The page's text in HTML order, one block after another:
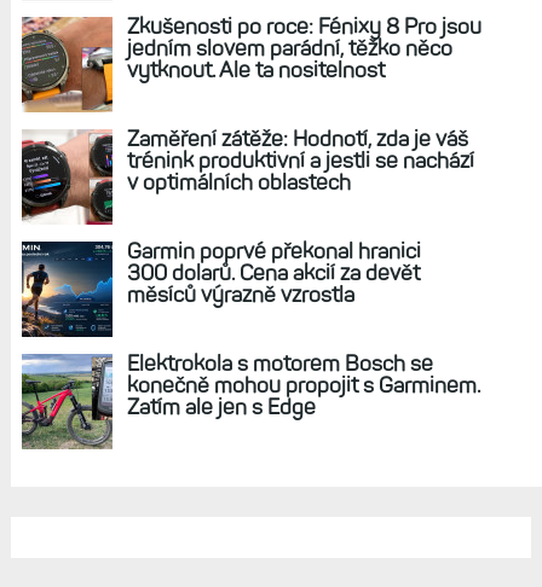
Zkušenosti po roce: Fénixy 8 Pro jsou
jedním slovem parádní, těžko něco
vytknout. Ale ta nositelnost
Zaměření zátěže: Hodnotí, zda je váš
trénink produktivní a jestli se nachází
v optimálních oblastech
Garmin poprvé překonal hranici
300 dolarů. Cena akcií za devět
měsíců výrazně vzrostla
Elektrokola s motorem Bosch se
konečně mohou propojit s Garminem.
Zatím ale jen s Edge